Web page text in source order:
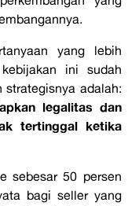
yang lebih
ini sudah
strategisnya adalah:
legalitas dan
tertinggal ketika
sebesar 50 persen
bagi seller yang